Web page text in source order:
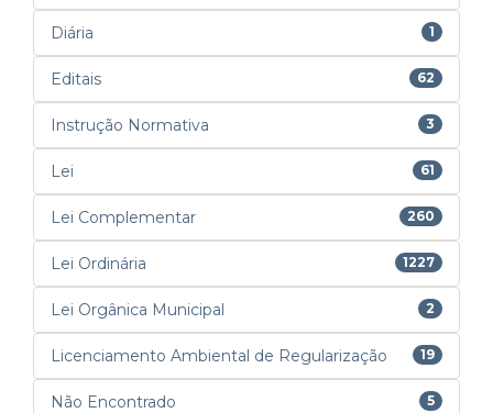
Diária 1
Editais 62
Instrução Normativa 3
Lei 61
Lei Complementar 260
Lei Ordinária 1227
Lei Orgânica Municipal 2
Licenciamento Ambiental de Regularização 19
Não Encontrado 5